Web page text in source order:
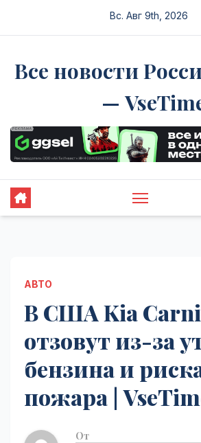
Вс. Авг 9th, 2026
Все новости
—
АВТО
В США Kia
отзовут из-за
бензина и
пожара |
От